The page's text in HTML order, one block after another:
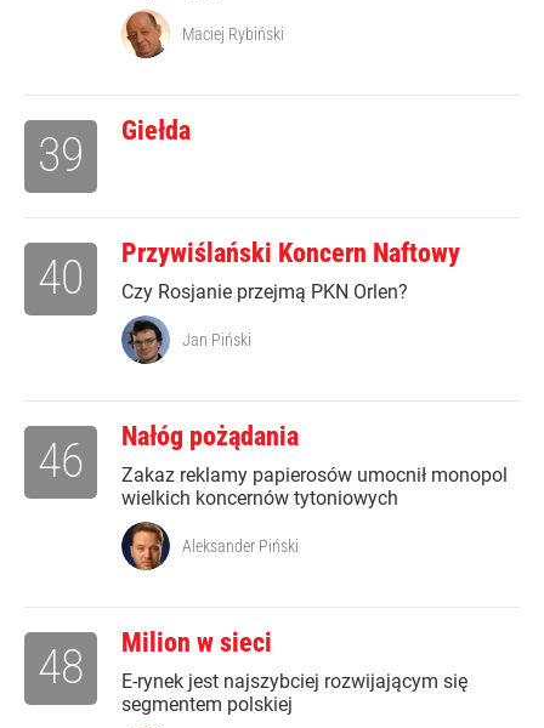
Maciej Rybiński
Giełda
39
Przywiślański Koncern Naftowy
Czy Rosjanie przejmą PKN Orlen?
40
Jan Piński
Nałóg pożądania
Zakaz reklamy papierosów umocnił monopol
wielkich koncernów tytoniowych
46
Aleksander Piński
Milion w sieci
E-rynek jest najszybciej rozwijającym się
segmentem polskiej
48